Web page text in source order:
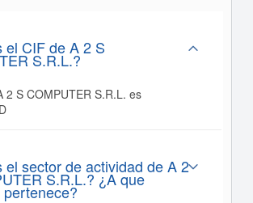
el CIF de A 2 S
S.R.L.?
2 S COMPUTER S.R.L. es
el sector de actividad de A 2
S.R.L.? ¿A que